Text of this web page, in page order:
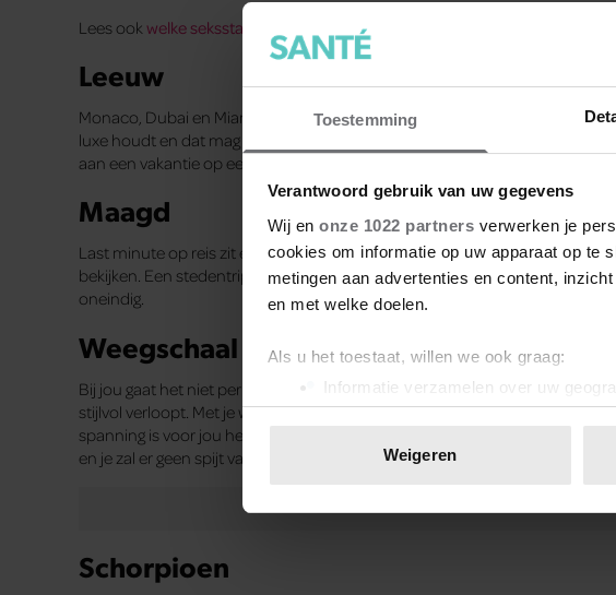
Toestemming
Verantwoord gebruik van uw gegevens
Wij en onze 1022 partners verwerken je
cookies om informatie op uw apparaat op te
metingen aan advertenties en content,
en met welke doelen.
Als u het toestaat, willen we ook graag:
Informatie verzamelen over uw
Uw apparaat identificeren door het
toestemming op elk moment wijzigen of
websiteverkeer te analyseren. Ook delen
media, adverteren en analyse. Deze
Weigeren
Lees ook welke seksstandje het best bij jouw sterrenbeeld past
Leeuw
Monaco, Dubai en Miami, dat zijn plaatsen die perfect zijn voor jouw
luxe houdt en dat mag best wat kosten. Beetje zonnen en flaneren in je
aan een vakantie op een cruiseschip gedacht?
Maagd
Last minute op reis zit er voor jou niet in. Jij wil voorbereid zijn, weten hoe
bekijken. Een stedentrip vind je daarom het leukst. Van Praag, tot Rome,
oneindig.
Weegschaal
Bij jou gaat het niet per se om de locatie, maar vooral om het gezelschap.
stijlvol verloopt. Met je wc-rol over de camping lopen doe je dan ook liever
spanning is voor jou het beste. Beetje winkelen, cultuur op snuiven, eten en
en je zal er geen spijt van krijgen.
Schorpioen